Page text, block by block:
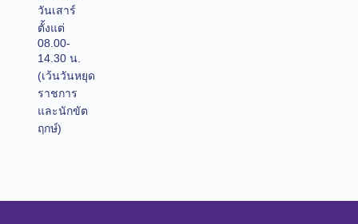
วันเสาร์
ตั้งแต่
08.00-
14.30 น.
(เว้นวันหยุด
ราชการ
และนักขัต
ฤกษ์)